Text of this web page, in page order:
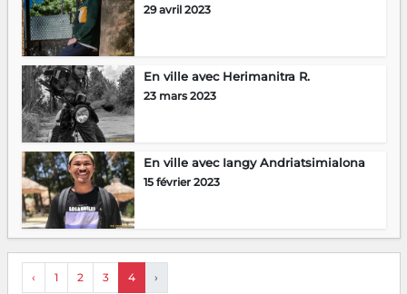
29 avril 2023
En ville avec Herimanitra R.
23 mars 2023
En ville avec Iangy Andriatsimialona
15 février 2023
‹ 1 2 3 4 ›